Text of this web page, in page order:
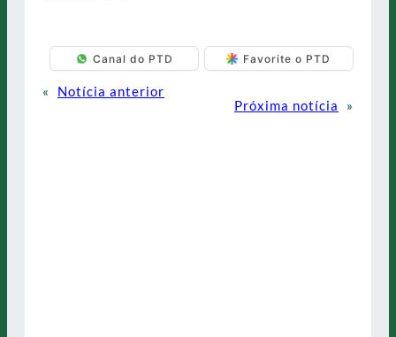
Canal do PTD Favorite o PTD
«
Notícia anterior
Próxima notícia
»